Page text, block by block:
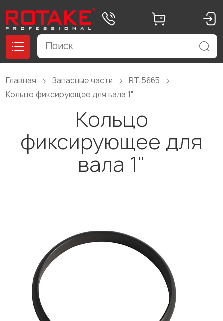
Главная Запасные части
RT-5665
Кольцо фиксирующее для вала 1"
Кольцо
фиксирующее для
вала 1"